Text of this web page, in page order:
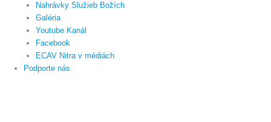
Nahrávky Služieb Božích
Galéria
Youtube Kanál
Facebook
ECAV Nitra v médiách
Podporte nás